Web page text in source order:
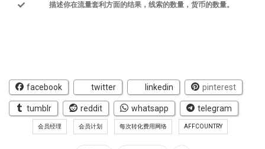
描述你在流量套利方面的结果，线索的数量，货币的数量。
facebook twitter linkedin pinterest
tumblr reddit whatsapp telegram
会员经理 会员计划 每次转化费用网络 AFFCOUNTRY